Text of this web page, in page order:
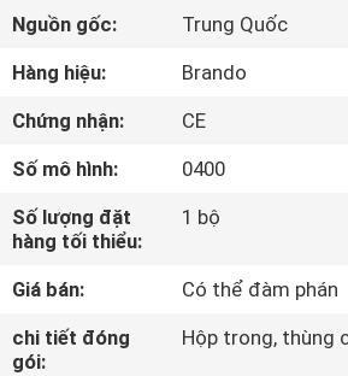
VỀ
CHÚNG
CHUYẾN
THAM
QUAN
NHÀ
Nguồn gốc:
Trung Quốc
Hàng hiệu:
Brando
Chứng nhận:
CE
Số mô hình:
0400
Số lượng đặt
hàng tối thiểu:
1 bộ
Giá bán:
Có thể đàm phán
chi tiết đóng
gói:
Hộp trong, thùng